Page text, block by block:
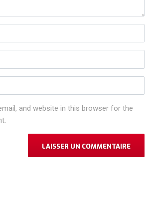
and website in this browser for the